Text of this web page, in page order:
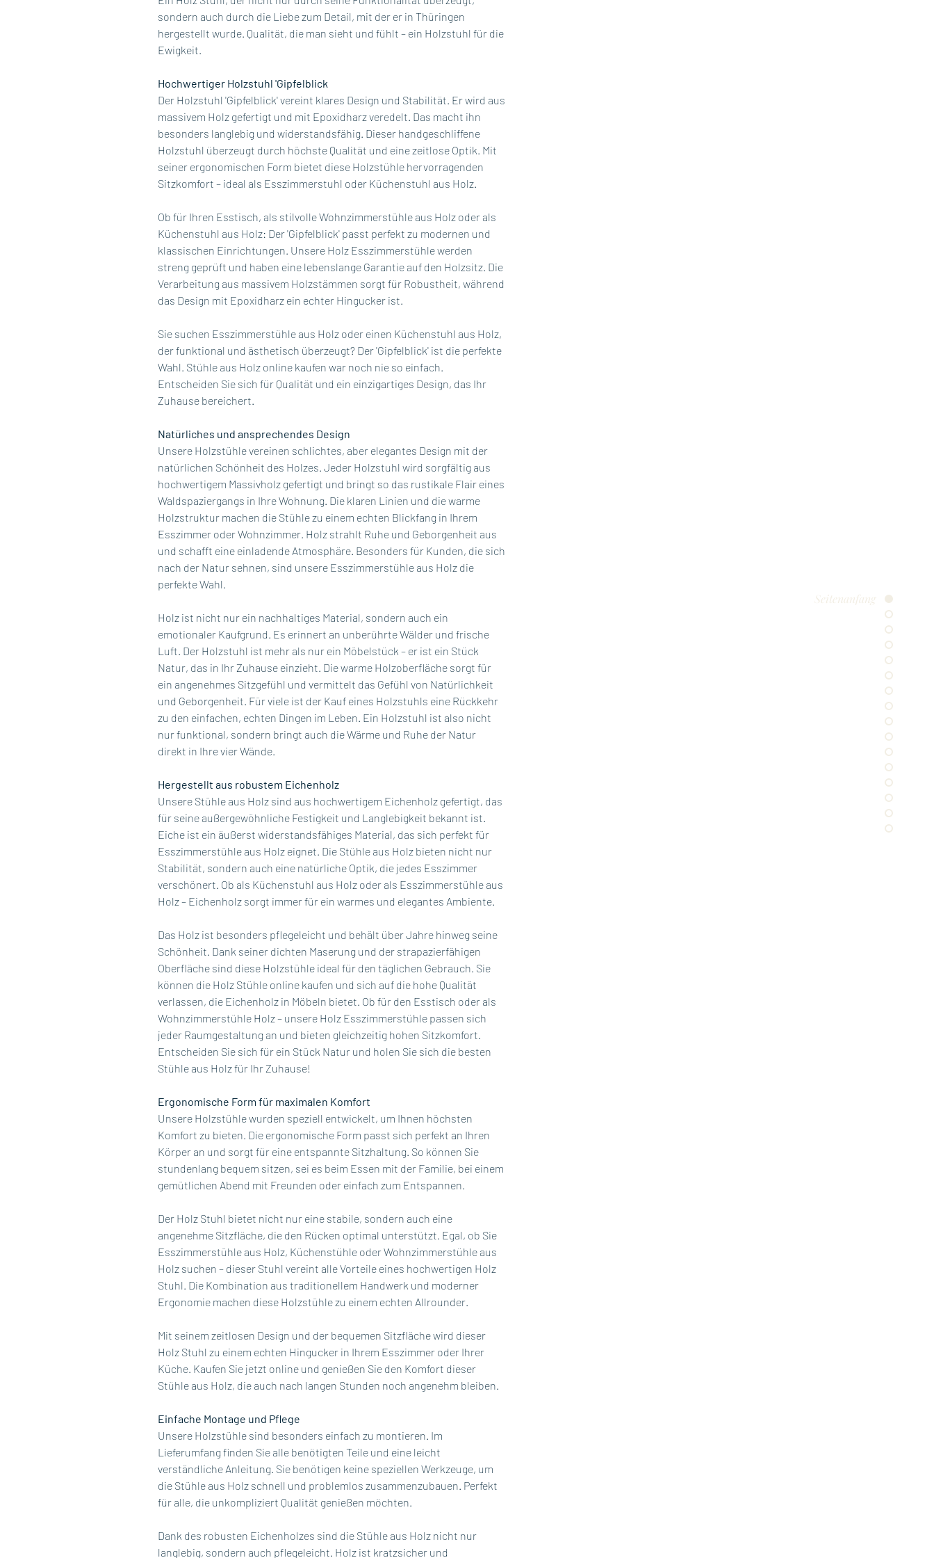
Seitenanfang
sondern auch durch die Liebe zum Detail, mit der er in Thüringen
hergestellt wurde. Qualität, die man sieht und fühlt – ein Holzstuhl für die
Ewigkeit.
Hochwertiger Holzstuhl 'Gipfelblick
Der Holzstuhl 'Gipfelblick' vereint klares Design und Stabilität. Er wird aus
massivem Holz gefertigt und mit Epoxidharz veredelt. Das macht ihn
besonders langlebig und widerstandsfähig. Dieser handgeschliffene
Holzstuhl überzeugt durch höchste Qualität und eine zeitlose Optik. Mit
seiner ergonomischen Form bietet diese Holzstühle hervorragenden
Sitzkomfort – ideal als Esszimmerstuhl oder Küchenstuhl aus Holz.
Ob für Ihren Esstisch, als stilvolle Wohnzimmerstühle aus Holz oder als
Küchenstuhl aus Holz: Der 'Gipfelblick' passt perfekt zu modernen und
klassischen Einrichtungen. Unsere Holz Esszimmerstühle werden
streng geprüft und haben eine lebenslange Garantie auf den Holzsitz. Die
Verarbeitung aus massivem Holzstämmen sorgt für Robustheit, während
das Design mit Epoxidharz ein echter Hingucker ist.
Sie suchen Esszimmerstühle aus Holz oder einen Küchenstuhl aus Holz,
der funktional und ästhetisch überzeugt? Der 'Gipfelblick' ist die perfekte
Wahl. Stühle aus Holz online kaufen war noch nie so einfach.
Entscheiden Sie sich für Qualität und ein einzigartiges Design, das Ihr
Zuhause bereichert.
Natürliches und ansprechendes Design
Unsere Holzstühle vereinen schlichtes, aber elegantes Design mit der
natürlichen Schönheit des Holzes. Jeder Holzstuhl wird sorgfältig aus
hochwertigem Massivholz gefertigt und bringt so das rustikale Flair eines
Waldspaziergangs in Ihre Wohnung. Die klaren Linien und die warme
Holzstruktur machen die Stühle zu einem echten Blickfang in Ihrem
Esszimmer oder Wohnzimmer. Holz strahlt Ruhe und Geborgenheit aus
und schafft eine einladende Atmosphäre. Besonders für Kunden, die sich
nach der Natur sehnen, sind unsere Esszimmerstühle aus Holz die
perfekte Wahl.
Holz ist nicht nur ein nachhaltiges Material, sondern auch ein
emotionaler Kaufgrund. Es erinnert an unberührte Wälder und frische
Luft. Der Holzstuhl ist mehr als nur ein Möbelstück – er ist ein Stück
Natur, das in Ihr Zuhause einzieht. Die warme Holzoberfläche sorgt für
ein angenehmes Sitzgefühl und vermittelt das Gefühl von Natürlichkeit
und Geborgenheit. Für viele ist der Kauf eines Holzstuhls eine Rückkehr
zu den einfachen, echten Dingen im Leben. Ein Holzstuhl ist also nicht
nur funktional, sondern bringt auch die Wärme und Ruhe der Natur
direkt in Ihre vier Wände.
Hergestellt aus robustem Eichenholz
Unsere Stühle aus Holz sind aus hochwertigem Eichenholz gefertigt, das
für seine außergewöhnliche Festigkeit und Langlebigkeit bekannt ist.
Eiche ist ein äußerst widerstandsfähiges Material, das sich perfekt für
Esszimmerstühle aus Holz eignet. Die Stühle aus Holz bieten nicht nur
Stabilität, sondern auch eine natürliche Optik, die jedes Esszimmer
verschönert. Ob als Küchenstuhl aus Holz oder als Esszimmerstühle aus
Holz – Eichenholz sorgt immer für ein warmes und elegantes Ambiente.
Das Holz ist besonders pflegeleicht und behält über Jahre hinweg seine
Schönheit. Dank seiner dichten Maserung und der strapazierfähigen
Oberfläche sind diese Holzstühle ideal für den täglichen Gebrauch. Sie
können die Holz Stühle online kaufen und sich auf die hohe Qualität
verlassen, die Eichenholz in Möbeln bietet. Ob für den Esstisch oder als
Wohnzimmerstühle Holz – unsere Holz Esszimmerstühle passen sich
jeder Raumgestaltung an und bieten gleichzeitig hohen Sitzkomfort.
Entscheiden Sie sich für ein Stück Natur und holen Sie sich die besten
Stühle aus Holz für Ihr Zuhause!
Ergonomische Form für maximalen Komfort
Unsere Holzstühle wurden speziell entwickelt, um Ihnen höchsten
Komfort zu bieten. Die ergonomische Form passt sich perfekt an Ihren
Körper an und sorgt für eine entspannte Sitzhaltung. So können Sie
stundenlang bequem sitzen, sei es beim Essen mit der Familie, bei einem
gemütlichen Abend mit Freunden oder einfach zum Entspannen.
Der Holz Stuhl bietet nicht nur eine stabile, sondern auch eine
angenehme Sitzfläche, die den Rücken optimal unterstützt. Egal, ob Sie
Esszimmerstühle aus Holz, Küchenstühle oder Wohnzimmerstühle aus
Holz suchen – dieser Stuhl vereint alle Vorteile eines hochwertigen Holz
Stuhl. Die Kombination aus traditionellem Handwerk und moderner
Ergonomie machen diese Holzstühle zu einem echten Allrounder.
Mit seinem zeitlosen Design und der bequemen Sitzfläche wird dieser
Holz Stuhl zu einem echten Hingucker in Ihrem Esszimmer oder Ihrer
Küche. Kaufen Sie jetzt online und genießen Sie den Komfort dieser
Stühle aus Holz, die auch nach langen Stunden noch angenehm bleiben.
Einfache Montage und Pflege
Unsere Holzstühle sind besonders einfach zu montieren. Im
Lieferumfang finden Sie alle benötigten Teile und eine leicht
verständliche Anleitung. Sie benötigen keine speziellen Werkzeuge, um
die Stühle aus Holz schnell und problemlos zusammenzubauen. Perfekt
für alle, die unkompliziert Qualität genießen möchten.
Dank des robusten Eichenholzes sind die Stühle aus Holz nicht nur
langlebig, sondern auch pflegeleicht. Holz ist kratzsicher und